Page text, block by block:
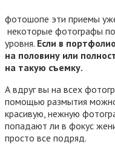
фотошопе эти приемы
некоторые фотографы
уровня. Если в
на половину или
на такую съемку.
А вдруг вы на всех
помощью размытия
красивую, нежную
попадают ли в фокус
просто все подряд.